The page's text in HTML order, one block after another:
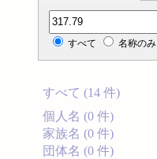
分類記号検索
すべて 名称のみ
すべて (14 件)
個人名 (0 件)
家族名 (0 件)
団体名 (0 件)